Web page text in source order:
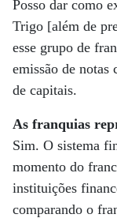
Posso dar como
Trigo [além de
esse grupo de
emissão de
de capitais.
As franquias
Sim. O sistema
momento do
instituições
comparando o